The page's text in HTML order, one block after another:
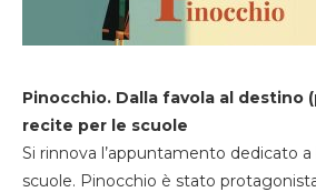
Pinocchio. Dalla favola al destino
recite per le scuole
Si rinnova l’appuntamento dedicato
scuole. Pinocchio è stato